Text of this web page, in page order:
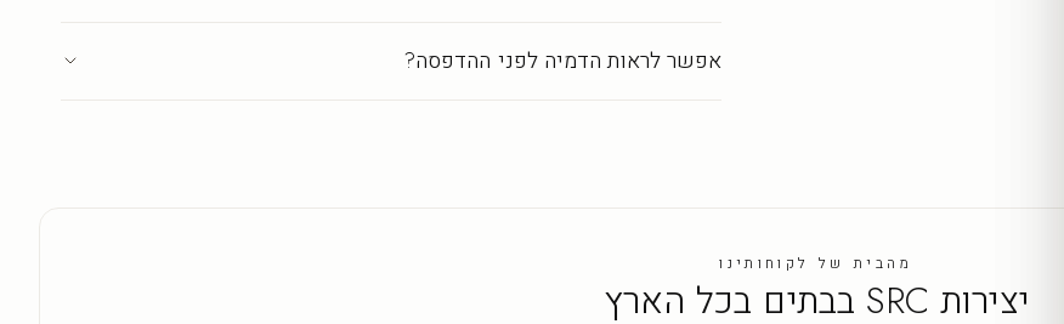
אפשר לראות הדמיה לפני ההדפסה?
מהבית של לקוחותינו
יצירות SRC בבתים בכל הארץ